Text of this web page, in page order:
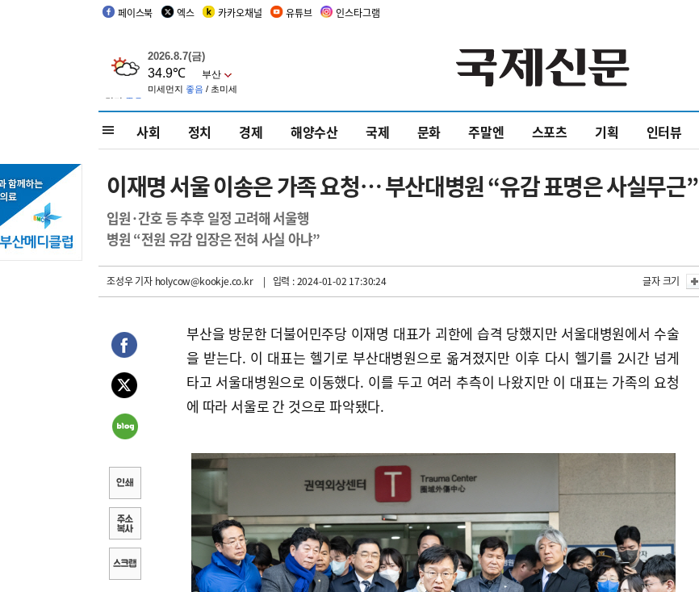
페이스북 엑스 카카오채널 유튜브 인스타그램
사회 정치 경제 해양수산 국제 문화 주말엔 스포츠 기획 인터뷰
이재명 서울 이송은 가족 요청… 부산대병원 “유감 표명은 사실무근”
입원·간호 등 추후 일정 고려해 서울행
병원 “전원 유감 입장은 전혀 사실 아냐”
조성우 기자holycow@kookje.co.kr | 입력 : 2024-01-02 17:30:24 글자 크기
부산을 방문한 더불어민주당 이재명 대표가 괴한에 습격 당했지만 서울대병원에서 수술
을 받는다. 이 대표는 헬기로 부산대병원으로 옮겨졌지만 이후 다시 헬기를 2시간 넘게
타고 서울대병원으로 이동했다. 이를 두고 여러 추측이 나왔지만 이 대표는 가족의 요청
에 따라 서울로 간 것으로 파악됐다.